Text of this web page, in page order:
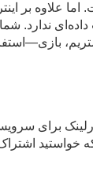
علاوه بر
ندارد. شما
برای
خواستید اشتراک